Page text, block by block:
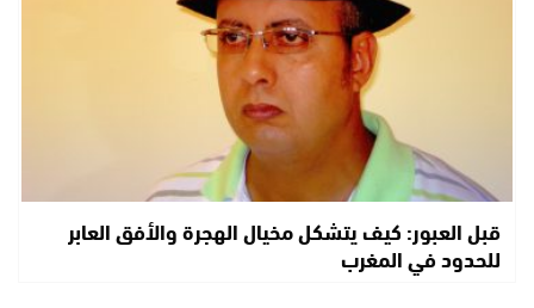
قبل العبور: كيف يتشكل مخيال الهجرة والأفق العابر
للحدود في المغرب